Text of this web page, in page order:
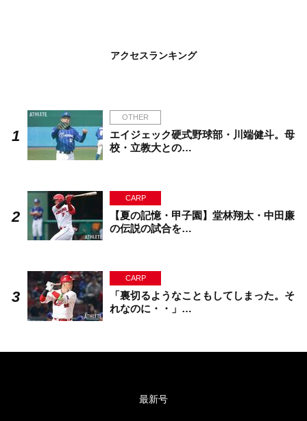
アクセスランキング
OTHER
エイジェック硬式野球部・川端健斗。母
校・立教大との…
CARP
【夏の記憶・甲子園】堂林翔太・中田廉
の伝説の試合を…
CARP
「裏切るようなこともしてしまった。そ
れなのに・・」…
最新号